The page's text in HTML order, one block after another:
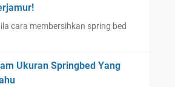
cara membersihkan spring bed
Ukuran Springbed Yang